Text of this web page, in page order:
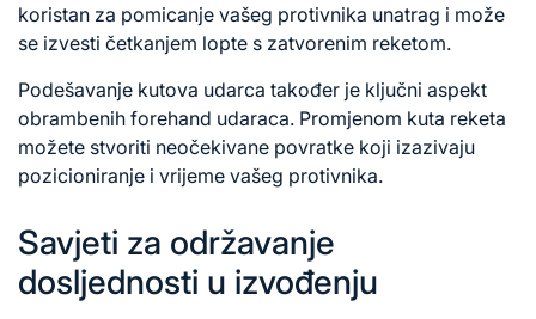
koristan za pomicanje vašeg protivnika unatrag i može
se izvesti četkanjem lopte s zatvorenim reketom.
Podešavanje kutova udarca također je ključni aspekt
obrambenih forehand udaraca. Promjenom kuta reketa
možete stvoriti neočekivane povratke koji izazivaju
pozicioniranje i vrijeme vašeg protivnika.
Savjeti za održavanje
dosljednosti u izvođenju